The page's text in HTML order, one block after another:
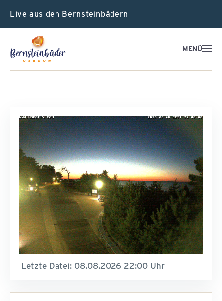
Live aus den Bernsteinbädern
MENÜ
Letzte Datei: 08.08.2026 22:00 Uhr